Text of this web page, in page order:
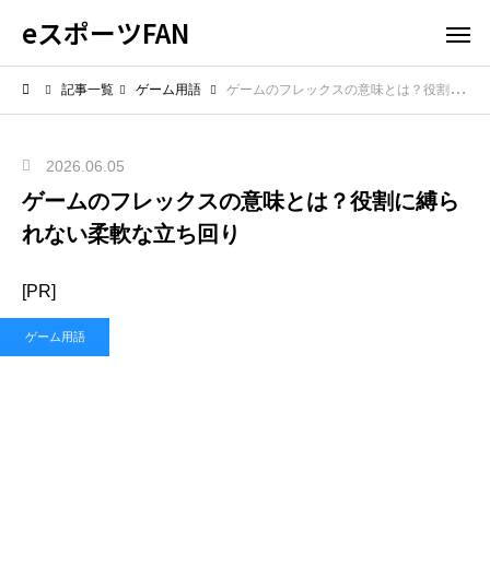
eスポーツFAN
記事一覧 ゲーム用語 ゲームのフレックスの意味とは？役割に縛られない柔軟な立ち回り
2026.06.05
ゲームのフレックスの意味とは？役割に縛ら
れない柔軟な立ち回り
[PR]
ゲーム用語